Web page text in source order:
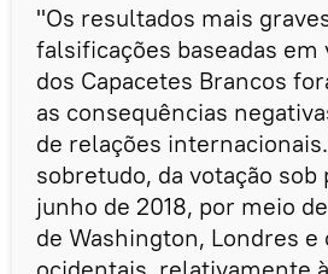
"Os resultados mais
falsificações baseadas em
dos Capacetes Brancos
as consequências
de relações
sobretudo, da votação sob
junho de 2018, por meio
de Washington, Londres e